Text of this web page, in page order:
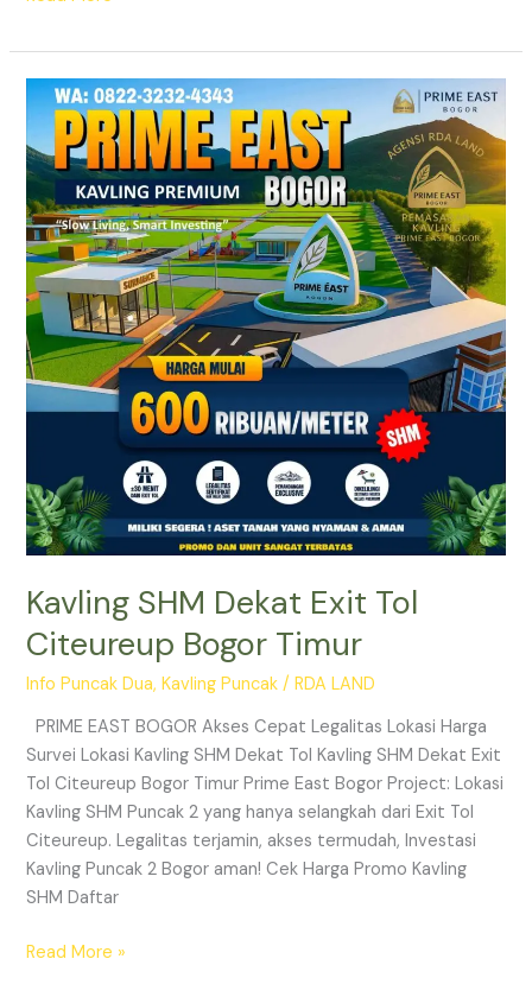
Kavling SHM Dekat Exit Tol
Citeureup Bogor Timur
Info Puncak Dua,Kavling Puncak /RDA LAND
PRIME EAST BOGOR Akses Cepat Legalitas Lokasi Harga
Survei Lokasi Kavling SHM Dekat Tol Kavling SHM Dekat Exit
Tol Citeureup Bogor Timur Prime East Bogor Project: Lokasi
Kavling SHM Puncak 2 yang hanya selangkah dari Exit Tol
Citeureup. Legalitas terjamin, akses termudah, Investasi
Kavling Puncak 2 Bogor aman! Cek Harga Promo Kavling
SHM Daftar
Kavling
SHM
Dekat
Exit
Tol
Citeureup
Bogor
Timur
Read More »